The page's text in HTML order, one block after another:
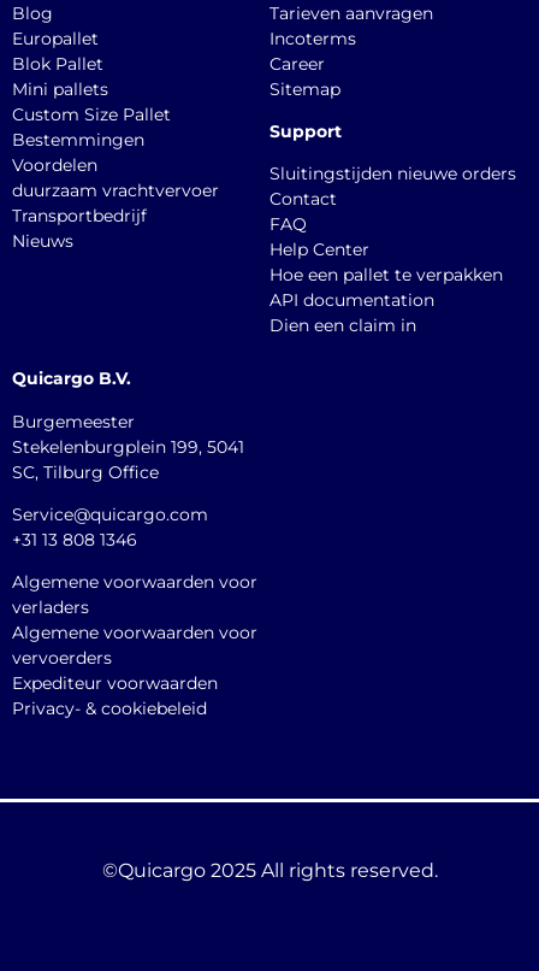
Blog
Europallet
Blok Pallet
Mini pallets
Custom Size Pallet
Bestemmingen
Voordelen
duurzaam vrachtvervoer
Transportbedrijf
Nieuws
Tarieven aanvragen
Incoterms
Career
Sitemap
Support
Sluitingstijden nieuwe orders
Contact
FAQ
Help Center
Hoe een pallet te verpakken
API documentation
Dien een claim in
Quicargo B.V.
Burgemeester
Stekelenburgplein 199, 5041
SC, Tilburg Office
Service@quicargo.com
+31 13 808 1346
Algemene voorwaarden voor
verladers
Algemene voorwaarden voor
vervoerders
Expediteur voorwaarden
Privacy- & cookiebeleid
©Quicargo 2025 All rights reserved.